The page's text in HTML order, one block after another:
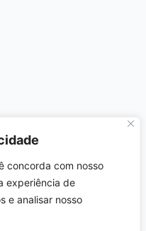
concorda com nosso
experiência de
e analisar nosso